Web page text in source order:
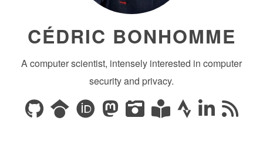
CÉDRIC BONHOMME
A computer scientist, intensely interested in computer
security and privacy.